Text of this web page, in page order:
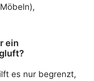
ein
es nur begrenzt,